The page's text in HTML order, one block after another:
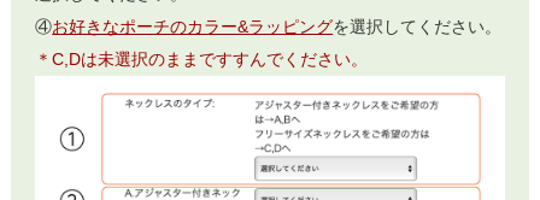
④お好きなポーチのカラー&ラッピングを選択してください。
＊C,Dは未選択のままですすんでください。